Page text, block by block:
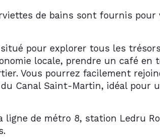
de bains sont fournis pour
pour explorer tous les
locale, prendre un café
Vous pourrez facilement
Canal Saint-Martin, idéal pour
ligne de métro 8, station Ledru